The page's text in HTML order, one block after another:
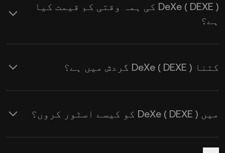
USD ایکسچینج ریٹس
حاصل کرنے کے
کریں۔
DeXe ( DEXE ) کی ہمہ وقتی کم قیمت کیا
ہے؟
کتنا DeXe ( DEXE ) گردش میں ہے؟
میں DeXe ( DEXE ) کو کیسے اسٹور کروں؟